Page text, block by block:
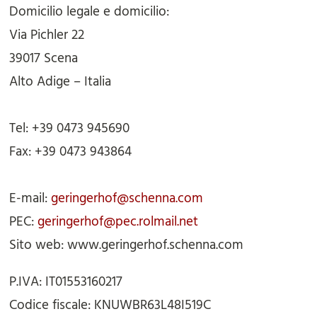
Domicilio legale e domicilio:
Via Pichler 22
39017 Scena
Alto Adige – Italia
Tel: +39 0473 945690
Fax: +39 0473 943864
E-mail:geringerhof@schenna.com
PEC:geringerhof@pec.rolmail.net
Sito web:www.geringerhof.schenna.com
P.IVA: IT01553160217
Codice fiscale: KNUWBR63L48I519C